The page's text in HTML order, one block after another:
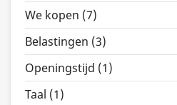
We kopen (7)
Belastingen (3)
Openingstijd (1)
Taal (1)